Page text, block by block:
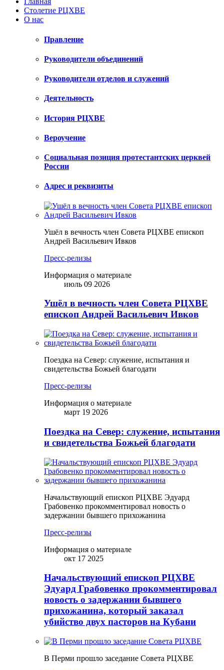
Столетие РЦХВЕ
О нас
Правление
Руководители объединений
Руководители отделов и служений
Деятельность
История РЦХВЕ
Вероучение
Социальная позиция протестантских церквей
России
Адрес и реквизиты
Ушёл в вечность член Совета РЦХВЕ епископ
Андрей Васильевич Ивков
Пресс-релизы
Информация о материале
июль 09 2026
Ушёл в вечность член Совета РЦХВЕ
епископ Андрей Васильевич Ивков
Поездка на Север: служение, испытания и
свидетельства Божьей благодати
Пресс-релизы
Информация о материале
март 19 2026
Поездка на Север: служение, испытания
и свидетельства Божьей благодати
Начальствующий епископ РЦХВЕ Эдуард
Грабовенко прокомментировал новость о
задержании бывшего прихожанина
Пресс-релизы
Информация о материале
окт 17 2025
Начальствующий епископ РЦХВЕ
Эдуард Грабовенко прокомментировал
новость о задержании бывшего
прихожанина, который заказал
убийство двух пасторов на Кубани
В Перми прошло заседание Совета РЦХВЕ